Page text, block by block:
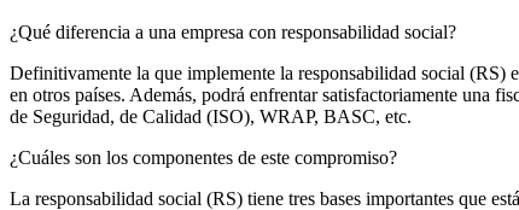
¿Qué diferencia a una empresa con responsabilidad social?
Definitivamente la que implemente la responsabilidad social (RS)
en otros países. Además, podrá enfrentar satisfactoriamente una
de Seguridad, de Calidad (ISO), WRAP, BASC, etc.
¿Cuáles son los componentes de este compromiso?
La responsabilidad social (RS) tiene tres bases importantes que